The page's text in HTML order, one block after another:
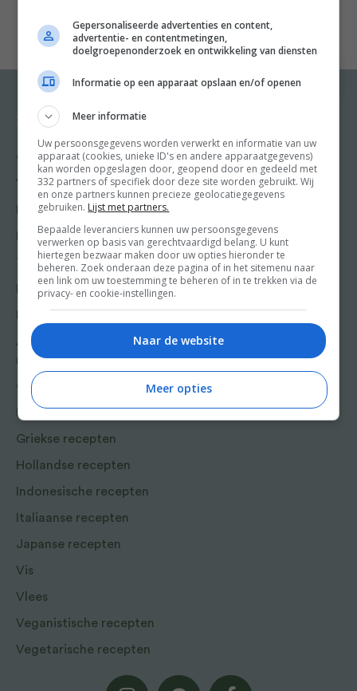
grillmasters Ralph de Kok, Peter De Clercq, Jord Althuizen en
Harm Jan Bloem. Dit kookboek is afwisselend en praktisch, met
veel informatie over bereidingsmogelijkheden en recepten voor
wintergerechten niet te vergeten.
nDus: niet te veel poespas, gewoon lekker barbecueën met
BBQSTREET.
n
n
Recepten
Gangen
Voorgerecht
Hoofdgerecht
Nagerecht
Tussengerecht
Lunch recepten
Aziatische en Oosterse
recepten
Chinese recepten
Franse recepten
Griekse recepten
Hollandse recepten
Indonesische recepten
Italiaanse recepten
Japanse recepten
Vis
Vlees
Veganistische recepten
Vegetarische recepten
Shop
Food & Travel
Kooktips
Win
Gepersonaliseerde advertenties en content,
advertentie- en contentmetingen,
doelgroepenonderzoek en ontwikkeling van diensten
Informatie op een apparaat opslaan en/of openen
Meer informatie
Uw persoonsgegevens worden verwerkt en informatie van uw
apparaat (cookies, unieke ID's en andere apparaatgegevens)
kan worden opgeslagen door, geopend door en gedeeld met
332 partners of specifiek door deze site worden gebruikt. Wij
en onze partners kunnen precieze geolocatiegegevens
gebruiken. Lijst met partners.
Bepaalde leveranciers kunnen uw persoonsgegevens
verwerken op basis van gerechtvaardigd belang. U kunt
hiertegen bezwaar maken door uw opties hieronder te
beheren. Zoek onderaan deze pagina of in het sitemenu naar
een link om uw toestemming te beheren of in te trekken via de
privacy- en cookie-instellingen.
Naar de website
Meer opties